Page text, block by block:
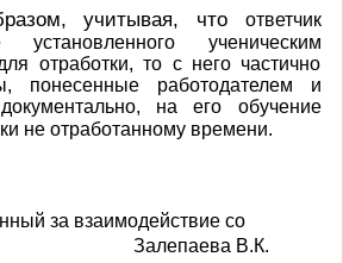
учитывая, что ответчик
ученическим
отработки, то с него частично
понесенные работодателем и
на его обучение
не отработанному времени.
за взаимодействие со
В.К.